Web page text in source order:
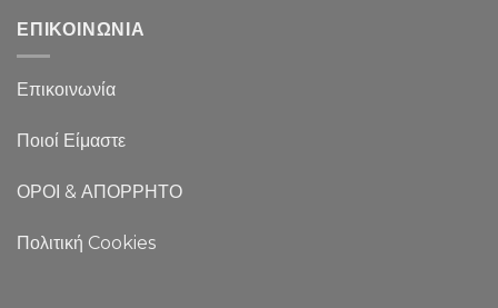
ΕΠΙΚΟΙΝΩΝΙΑ
Επικοινωνία
Ποιοί Είμαστε
ΟΡΟΙ & ΑΠΟΡΡΗΤΟ
Πολιτική Cookies